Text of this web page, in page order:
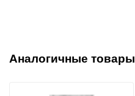
Аналогичные товары